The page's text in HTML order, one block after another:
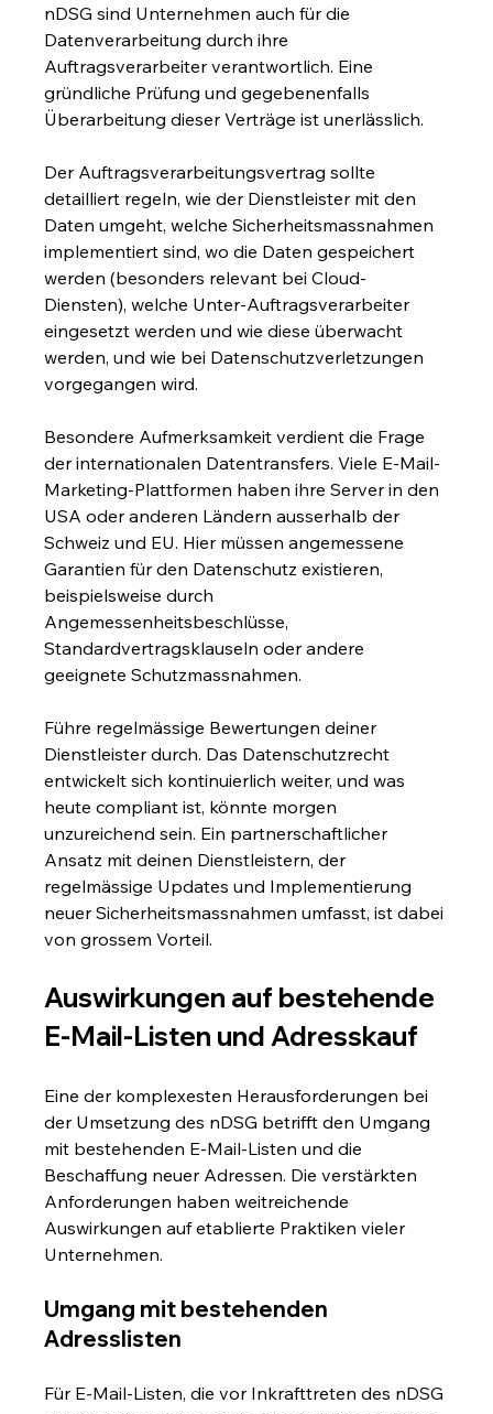
nDSG sind Unternehmen auch für die
Datenverarbeitung durch ihre
Auftragsverarbeiter verantwortlich. Eine
gründliche Prüfung und gegebenenfalls
Überarbeitung dieser Verträge ist unerlässlich.
Der Auftragsverarbeitungsvertrag sollte
detailliert regeln, wie der Dienstleister mit den
Daten umgeht, welche Sicherheitsmassnahmen
implementiert sind, wo die Daten gespeichert
werden (besonders relevant bei Cloud-
Diensten), welche Unter-Auftragsverarbeiter
eingesetzt werden und wie diese überwacht
werden, und wie bei Datenschutzverletzungen
vorgegangen wird.
Besondere Aufmerksamkeit verdient die Frage
der internationalen Datentransfers. Viele E-Mail-
Marketing-Plattformen haben ihre Server in den
USA oder anderen Ländern ausserhalb der
Schweiz und EU. Hier müssen angemessene
Garantien für den Datenschutz existieren,
beispielsweise durch
Angemessenheitsbeschlüsse,
Standardvertragsklauseln oder andere
geeignete Schutzmassnahmen.
Führe regelmässige Bewertungen deiner
Dienstleister durch. Das Datenschutzrecht
entwickelt sich kontinuierlich weiter, und was
heute compliant ist, könnte morgen
unzureichend sein. Ein partnerschaftlicher
Ansatz mit deinen Dienstleistern, der
regelmässige Updates und Implementierung
neuer Sicherheitsmassnahmen umfasst, ist dabei
von grossem Vorteil.
Auswirkungen auf bestehende
E-Mail-Listen und Adresskauf
Eine der komplexesten Herausforderungen bei
der Umsetzung des nDSG betrifft den Umgang
mit bestehenden E-Mail-Listen und die
Beschaffung neuer Adressen. Die verstärkten
Anforderungen haben weitreichende
Auswirkungen auf etablierte Praktiken vieler
Unternehmen.
Umgang mit bestehenden
Adresslisten
Für E-Mail-Listen, die vor Inkrafttreten des nDSG